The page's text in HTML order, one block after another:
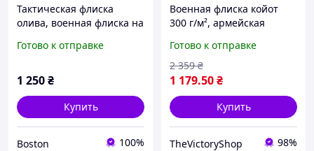
Тактическая флиска
олива, военная флиска на
флиска военная кофта
Готово к отправке
1 250₴
Купить
Boston 100%
Военная флиска койот
300 г/м², армейская
тактическая кофта койот
46 tgfry
Готово к отправке
1 179.50₴
2 359 ₴
Купить
TheVictoryShop 98%